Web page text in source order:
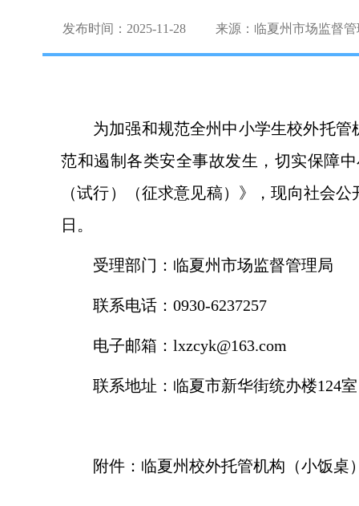
发布时间：2025-11-28 来源：临夏州市场监督
为加强和规范全州中小学生校外托
范和遏制各类安全事故发生，切实保障
（试行）（征求意见稿）》，现向社会
日。
受理部门：临夏州市场监督管理局
联系电话：0930-6237257
电子邮箱：lxzcyk@163.com
联系地址：临夏市新华街统办楼124室
附件： 临夏州校外托管机构（小饭桌